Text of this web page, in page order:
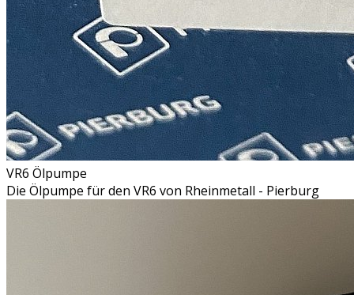
VR6 Ölpumpe
Die Ölpumpe für den VR6 von Rheinmetall - Pierburg